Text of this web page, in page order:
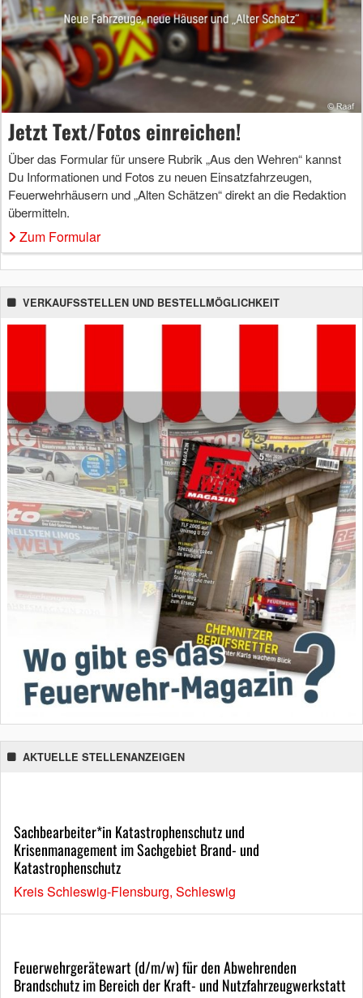
Jetzt Text/Fotos einreichen!
Über das Formular für unsere Rubrik „Aus den Wehren“ kannst
Du Informationen und Fotos zu neuen Einsatzfahrzeugen,
Feuerwehrhäusern und „Alten Schätzen“ direkt an die Redaktion
übermitteln.
Zum Formular
VERKAUFSSTELLEN UND BESTELLMÖGLICHKEIT
AKTUELLE STELLENANZEIGEN
Sachbearbeiter*in Katastrophenschutz und
Krisenmanagement im Sachgebiet Brand- und
Katastrophenschutz
Kreis Schleswig-Flensburg, Schleswig
Feuerwehrgerätewart (d/m/w) für den Abwehrenden
Brandschutz im Bereich der Kraft- und Nutzfahrzeugwerkstatt